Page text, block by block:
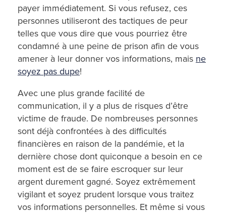
payer immédiatement. Si vous refusez, ces
personnes utiliseront des tactiques de peur
telles que vous dire que vous pourriez être
condamné à une peine de prison afin de vous
amener à leur donner vos informations, mais ne
soyez pas dupe!
Avec une plus grande facilité de
communication, il y a plus de risques d’être
victime de fraude. De nombreuses personnes
sont déjà confrontées à des difficultés
financières en raison de la pandémie, et la
dernière chose dont quiconque a besoin en ce
moment est de se faire escroquer sur leur
argent durement gagné. Soyez extrêmement
vigilant et soyez prudent lorsque vous traitez
vos informations personnelles. Et même si vous